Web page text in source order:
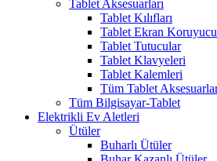
Tablet Aksesuarları
Tablet Kılıfları
Tablet Ekran
Tablet Tutucular
Tablet Klavyeleri
Tablet Kalemleri
Tüm Tablet
Tüm Bilgisayar-Tablet
Elektrikli Ev Aletleri
Ütüler
Buharlı Ütüler